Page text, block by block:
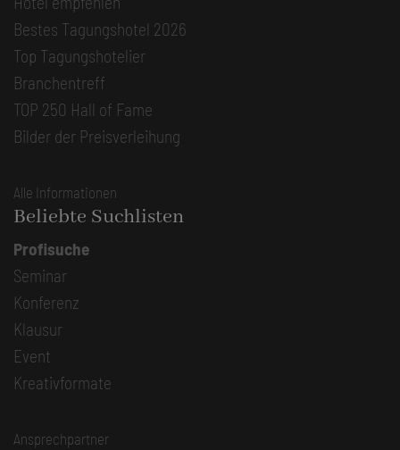
Bestes Tagungshotel 2026
Top Tagungshotelier
Branchentreff
TOP 250 Hall of Fame
Bilder der Preisverleihung
Alle Informationen
Beliebte Suchlisten
Profisuche
Seminar
Konferenz
Klausur
Event
Kreativformate
Ansprechpartner